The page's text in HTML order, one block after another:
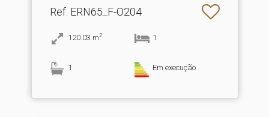
Ref: ERN65_F-O204
120.03 m2 1
1 Em execução